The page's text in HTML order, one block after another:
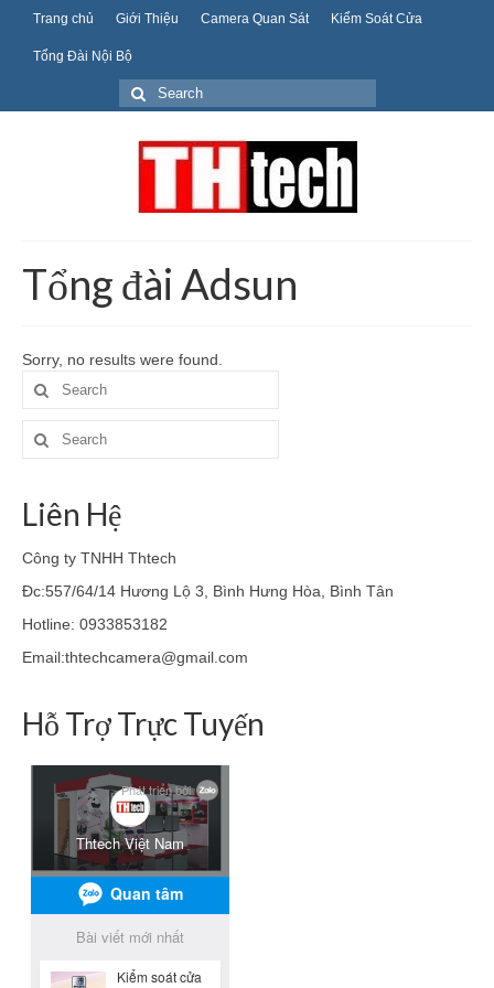
Trang chủ Giới Thiệu Camera Quan Sát Kiểm Soát Cửa
Tổng Đài Nội Bộ
Search
for:
Tổng đài Adsun
Sorry, no results were found.
Search
for:
Search
for:
Liên Hệ
Công ty TNHH Thtech
Đc:557/64/14 Hương Lộ 3, Bình Hưng Hòa, Bình Tân
Hotline: 0933853182
Email:thtechcamera@gmail.com
Hỗ Trợ Trực Tuyến